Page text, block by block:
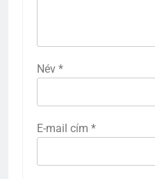
Név *
E-mail cím *